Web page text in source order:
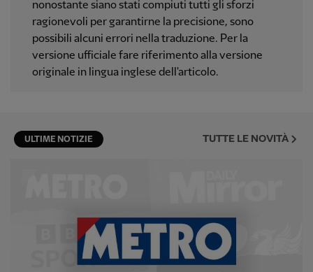
nonostante siano stati compiuti tutti gli sforzi
ragionevoli per garantirne la precisione, sono
possibili alcuni errori nella traduzione. Per la
versione ufficiale fare riferimento alla versione
originale in lingua inglese dell'articolo.
ULTIME NOTIZIE TUTTE LE NOVITÀ